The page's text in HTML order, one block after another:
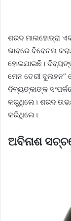
ଶରଦ ମାଲହୋତ୍ରା
ଭାବରେ ବିବେଚନା
ହୋଇଯାଇଛି।
ମେନ ତେରୀ
ଦିବ୍ୟଙ୍କାଙ୍କ
କରୁଥିଲେ। ଶରଦ
କରିଥିଲେ।
ଅବିନାଶ